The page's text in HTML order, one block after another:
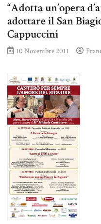
“Adotta un’opera
adottare il San
Cappuccini
10 Novembre 2011